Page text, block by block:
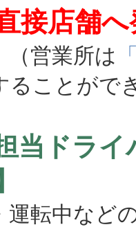
接店舗
営業所は
ることがで
担当ドラ
転中など